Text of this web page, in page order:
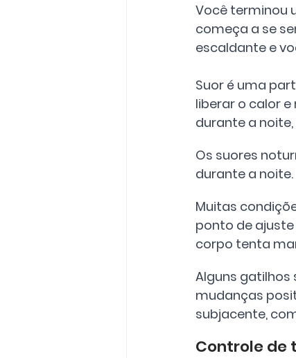
Você terminou
começa a se
escaldante e
Suor é uma
liberar o calor
durante a
Os suores
durante a
Muitas
ponto de
corpo tenta
Alguns
mudanças
subjacente,
Controle de